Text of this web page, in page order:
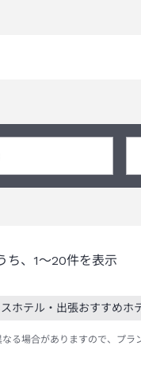
ち、 1～20件を表示
ホテル・出張おすすめホ
込み条件を解除
る場合がありますので、プラ